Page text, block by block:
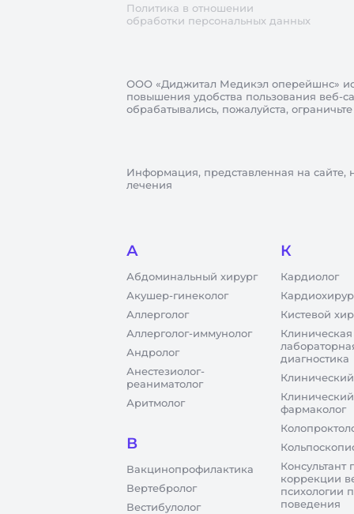
Политика в отношении
обработки персональных данных
ООО «Диджитал Медикэл оперейшнс»
повышения удобства пользования веб-
обрабатывались, пожалуйста,
Информация, представленная на сайте,
лечения
А
Абдоминальный хирург
Акушер-гинеколог
Аллерголог
Аллерголог-иммунолог
Андролог
Анестезиолог-
реаниматолог
Аритмолог
В
Вакцинопрофилактика
Вертебролог
Вестибулолог
К
Кардиолог
Кистевой
Клиническая
диагностика
Клинический
фармаколог
Консультант
коррекции
психологии
поведения